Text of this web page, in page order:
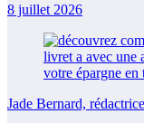
8 juillet 2026
Jade Bernard,